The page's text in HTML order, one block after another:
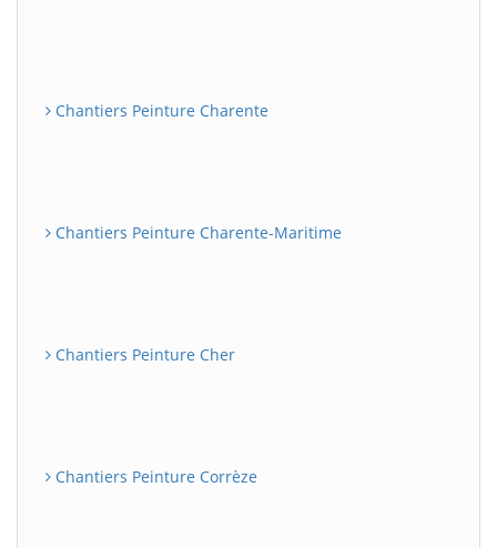
Chantiers Peinture Charente
Chantiers Peinture Charente-Maritime
Chantiers Peinture Cher
Chantiers Peinture Corrèze